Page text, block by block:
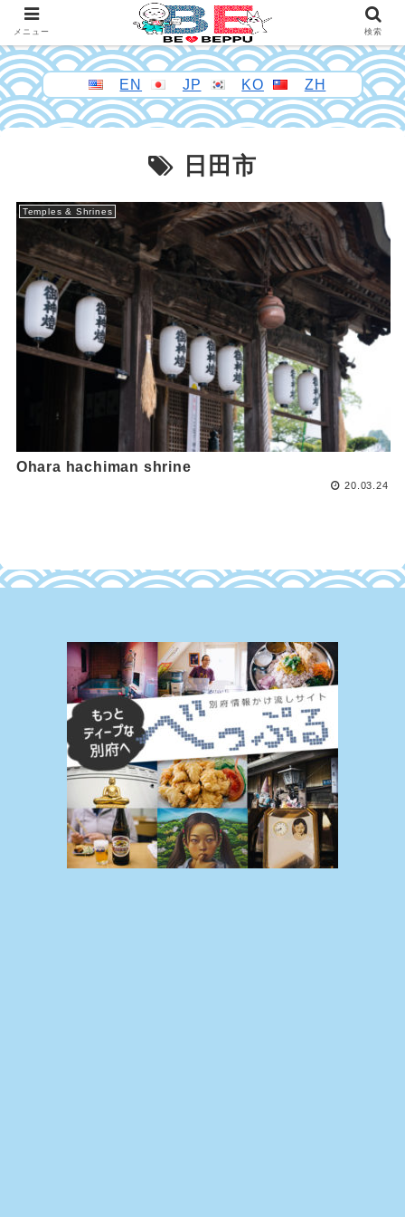
EN JP KO ZH
日田市
Temples & Shrines
Ohara hachiman shrine
20.03.24
メニュー 検索